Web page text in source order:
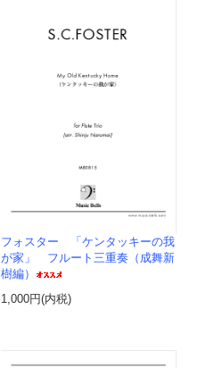
フォスター 「ケンタッキーの我
が家」 フルート三重奏（成舞新
樹編）
1,000円(内税)